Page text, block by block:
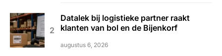
Datalek bij logistieke partner raakt
klanten van bol en de Bijenkorf
augustus 6, 2026